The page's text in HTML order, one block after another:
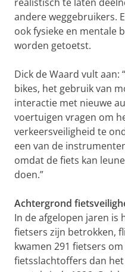
andere weggebruikers.
ook fysieke en mentale
worden getoetst.
Dick de Waard vult aan:
bikes, het gebruik van
interactie met nieuwe
voertuigen vragen om
verkeersveiligheid te
een van de
omdat de fiets kan
doen.”
Achtergrond
In de afgelopen jaren is
fietsers zijn betrokken,
kwamen 291 fietsers
fietsslachtoffers dan